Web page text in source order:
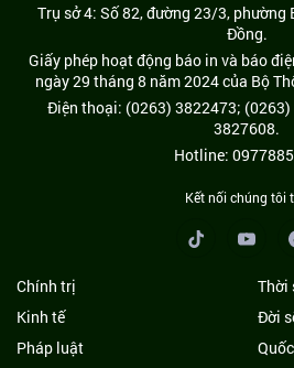
Trụ sở 4: Số 82, đường 23/3, phường
Đồng.
Giấy phép hoạt động báo in và báo
ngày 29 tháng 8 năm 2024 của Bộ
Điện thoại: (0263) 3822473; (0263)
3827608.
Hotline:
Kết nối chúng tôi
Chính trị
Thời
Kinh tế
Đời
Pháp luật